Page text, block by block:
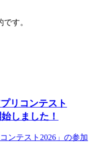
す。
リコンテスト
しました！
ンテスト2026」の参加